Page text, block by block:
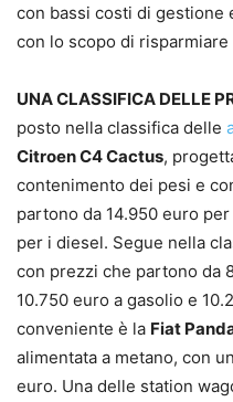
con bassi costi di gestione
con lo scopo di
UNA CLASSIFICA DELLE
posto nella classifica delle
Citroen C4 Cactus,
contenimento dei pesi e
partono da 14.950 euro
per i diesel. Segue nella
con prezzi che partono da
10.750 euro a gasolio e
conveniente è la Fiat
alimentata a metano, con
euro. Una delle station